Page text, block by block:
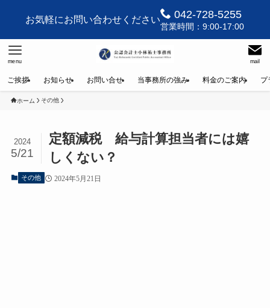
お気軽にお問い合わせください 042-728-5255
営業時間：9:00-17:00
mail
menu
ご挨拶 お知らせ お問い合せ 当事務所の強み 料金のご案内 プ
ホーム その他
定額減税 給与計算担当者には嬉
しくない？
2024
5/21
その他 2024年5月21日